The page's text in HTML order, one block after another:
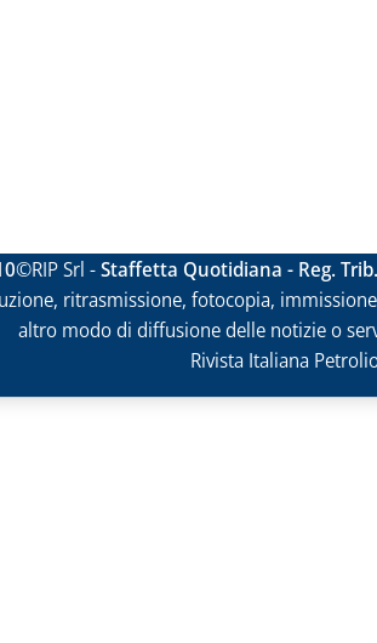
©RIP Srl -Staffetta Quotidiana - Reg.
ritrasmissione, fotocopia,
altro modo di diffusione delle notizie o
Rivista Italiana